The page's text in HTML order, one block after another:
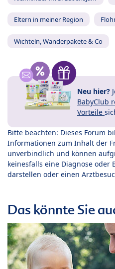
Eltern in meiner Region
Wichteln, Wanderpakete & Co
Neu hier?
BabyClub
Vorteile
Bitte beachten: Dieses Forum
Informationen zum Inhalt der
unverbindlich und können
keinesfalls eine Diagnose oder
darstellen oder einen
Das könnte Sie